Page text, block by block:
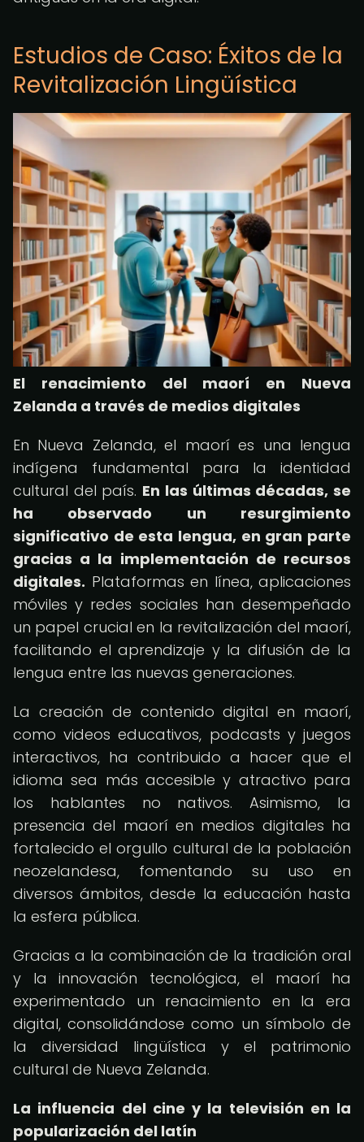
Estudios de Caso: Éxitos de la
Revitalización Lingüística
El renacimiento del maorí en Nueva
Zelanda a través de medios digitales
En Nueva Zelanda, el maorí es una lengua
indígena fundamental para la identidad
cultural del país. En las últimas décadas, se
ha observado un resurgimiento
significativo de esta lengua, en gran parte
gracias a la implementación de recursos
digitales. Plataformas en línea, aplicaciones
móviles y redes sociales han desempeñado
un papel crucial en la revitalización del maorí,
facilitando el aprendizaje y la difusión de la
lengua entre las nuevas generaciones.
La creación de contenido digital en maorí,
como videos educativos, podcasts y juegos
interactivos, ha contribuido a hacer que el
idioma sea más accesible y atractivo para
los hablantes no nativos. Asimismo, la
presencia del maorí en medios digitales ha
fortalecido el orgullo cultural de la población
neozelandesa, fomentando su uso en
diversos ámbitos, desde la educación hasta
la esfera pública.
Gracias a la combinación de la tradición oral
y la innovación tecnológica, el maorí ha
experimentado un renacimiento en la era
digital, consolidándose como un símbolo de
la diversidad lingüística y el patrimonio
cultural de Nueva Zelanda.
La influencia del cine y la televisión en la
popularización del latín